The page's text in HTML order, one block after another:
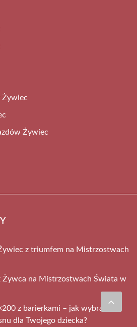
Żywiec
Żywiec
z triumfem na Mistrzostwach
Żywca na Mistrzostwach Świata w
z barierkami – jak wybrać
dla Twojego dziecka?